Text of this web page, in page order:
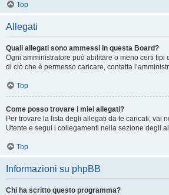
Top
Allegati
Quali allegati sono ammessi in questa Board?
Ogni amministratore può abilitare o meno certi tipi
di ciò che è permesso caricare, contatta
Top
Come posso trovare i miei allegati?
Per trovare la lista degli allegati da te caricati, vai
Utente e segui i collegamenti nella sezione degli
Top
Informazioni su phpBB
Chi ha scritto questo programma?